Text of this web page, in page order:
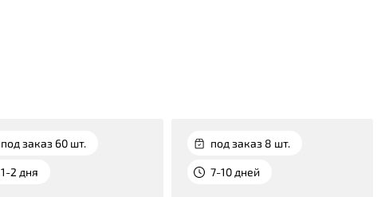
под заказ 60 шт.
1-2 дня
под заказ 8 шт.
7-10 дней